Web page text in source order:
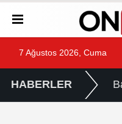
7 Ağustos 2026, Cuma
HABERLER